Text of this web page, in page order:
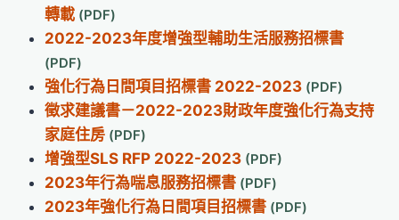
轉載
2022-2023年度增強型輔助生活服務招標書
強化行為日間項目招標書 2022-2023
徵求建議書－2022-2023財政年度強化行為支持
家庭住房
增強型SLS RFP 2022-2023
2023年行為喘息服務招標書
2023年強化行為日間項目招標書